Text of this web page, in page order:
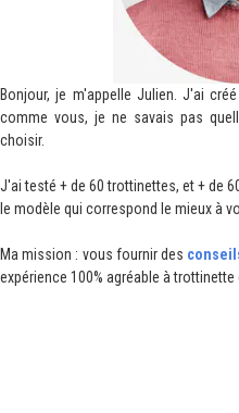
Bonjour, je m'appelle Julien. J'ai
comme vous, je ne savais pas
choisir.
J'ai testé + de 60 trottinettes, et + de
le modèle qui correspond le mieux à
Ma mission : vous fournir des
expérience 100% agréable à trottinette